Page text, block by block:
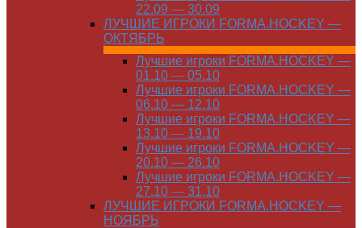
22.09 — 30.09
ЛУЧШИЕ ИГРОКИ FORMA.HOCKEY —
ОКТЯБРЬ
Лучшие игроки FORMA.HOCKEY —
01.10 — 05.10
Лучшие игроки FORMA.HOCKEY —
06.10 — 12.10
Лучшие игроки FORMA.HOCKEY —
13.10 — 19.10
Лучшие игроки FORMA.HOCKEY —
20.10 — 26.10
Лучшие игроки FORMA.HOCKEY —
27.10 — 31.10
ЛУЧШИЕ ИГРОКИ FORMA.HOCKEY —
НОЯБРЬ